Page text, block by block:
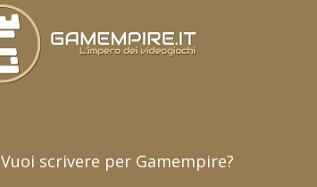
Vuoi scrivere per Gamempire?